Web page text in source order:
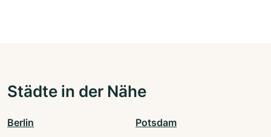
Städte in der Nähe
Berlin Potsdam